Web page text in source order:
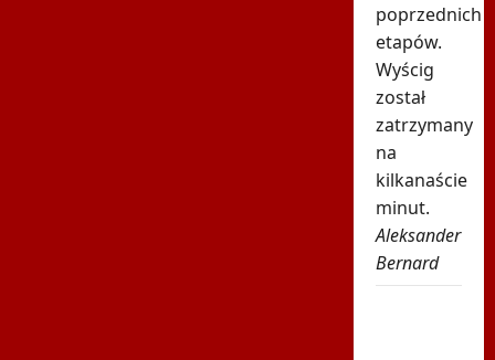
poprzednich
etapów.
Wyścig
został
zatrzymany
na
kilkanaście
minut.
Aleksander
Bernard